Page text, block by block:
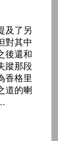
及了另
對其中
後還和
蹤那段
香格里
道的喇